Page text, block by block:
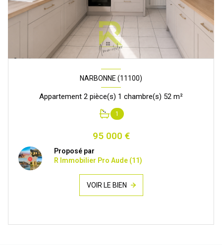
NARBONNE (11100)
Appartement 2 pièce(s) 1 chambre(s) 52 m²
1
95 000 €
Proposé par
R Immobilier Pro Aude (11)
VOIR LE BIEN